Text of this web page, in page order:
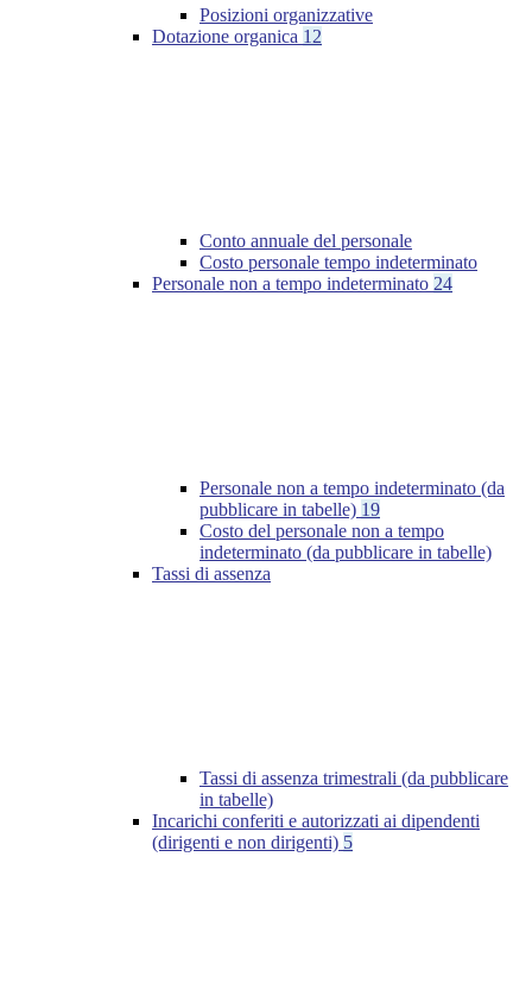
Posizioni organizzative
Dotazione organica 12
Conto annuale del personale
Costo personale tempo indeterminato
Personale non a tempo indeterminato 24
Personale non a tempo indeterminato (da
pubblicare in tabelle) 19
Costo del personale non a tempo
indeterminato (da pubblicare in tabelle)
Tassi di assenza
Tassi di assenza trimestrali (da pubblicare
in tabelle)
Incarichi conferiti e autorizzati ai dipendenti
(dirigenti e non dirigenti) 5